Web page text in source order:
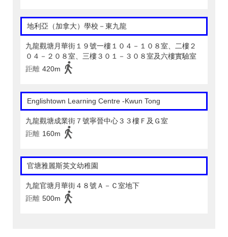
地利亞（加拿大）學校－東九龍
九龍觀塘月華街１９號一樓１０４－１０８室、二樓２
０４－２０８室、三樓３０１－３０８室及六樓實驗室
距離 420m
Englishtown Learning Centre‎ -Kwun Tong
九龍觀塘成業街７號寧晉中心３３樓Ｆ及Ｇ室
距離 160m
官塘雅麗斯英文幼稚園
九龍官塘月華街４８號Ａ－Ｃ室地下
距離 500m